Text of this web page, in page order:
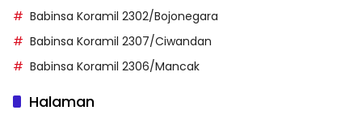
Babinsa Koramil 2302/Bojonegara
Babinsa Koramil 2307/Ciwandan
Babinsa Koramil 2306/Mancak
Halaman